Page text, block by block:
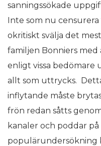
sanningssökade
Inte som nu
okritiskt svälja det
familjen Bonniers med
enligt vissa
allt som uttrycks.
inflytande måste
frön redan såtts
kanaler och poddar
populärundersökning